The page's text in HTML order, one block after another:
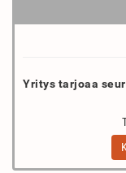
Yritys tarjoaa